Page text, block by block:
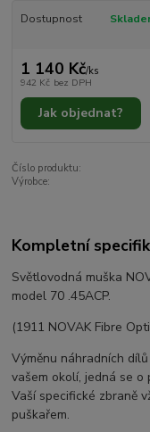
Dostupnost
1 140 Kč/ks
942 Kč bez DPH
Jak objednat?
Číslo produktu:
Výrobce:
Kompletní
Světlovodná muška
model 70 .45ACP.
(1911 NOVAK Fibre
Výměnu náhradních
vašem okolí, jedná se
Vaší specifické zbraně
puškařem.